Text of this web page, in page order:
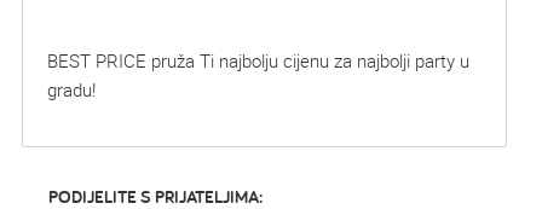
BEST PRICE pruža Ti najbolju cijenu za najbolji party u
gradu!
PODIJELITE S PRIJATELJIMA: